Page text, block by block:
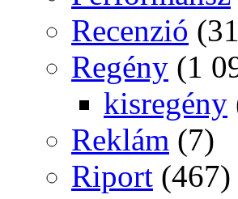
Recenzió
Regény (1
kisregény
Reklám (7)
Riport (467)